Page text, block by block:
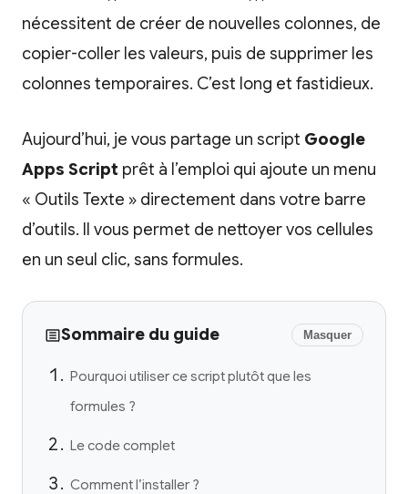
nécessitent de créer de nouvelles colonnes, de
copier-coller les valeurs, puis de supprimer les
colonnes temporaires. C’est long et fastidieux.
Aujourd’hui, je vous partage un script Google
Apps Script prêt à l’emploi qui ajoute un menu
« Outils Texte » directement dans votre barre
d’outils. Il vous permet de nettoyer vos cellules
en un seul clic, sans formules.
Sommaire du guide Masquer
Pourquoi utiliser ce script plutôt que les
formules ?
Le code complet
Comment l’installer ?